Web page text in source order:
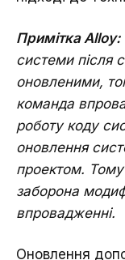
Примітка Alloy:
системи після
оновленими,
команда
роботу коду
оновлення
проектом.
заборона
впровадженні.
Оновлення